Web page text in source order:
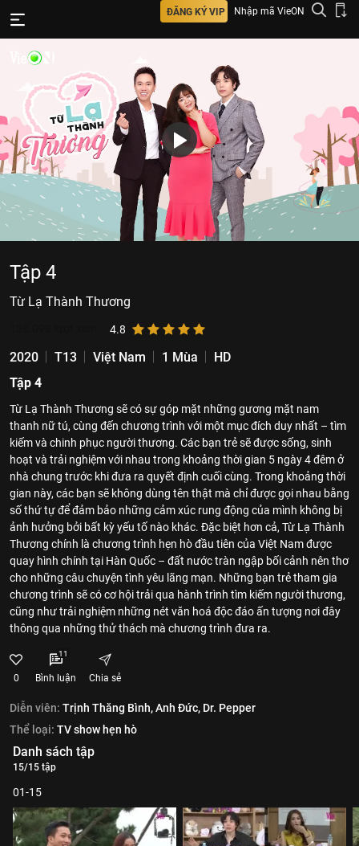
ĐĂNG KÝ VIP Nhập mã VieON
Tập 4
Từ Lạ Thành Thương
4.8
2020 T13 Việt Nam 1 Mùa
HD
Tập 4
Từ Lạ Thành Thương sẽ có sự góp mặt những gương mặt nam
thanh nữ tú, cùng đến chương trình với một mục đích duy nhất – tìm
kiếm và chinh phục người thương. Các bạn trẻ sẽ được sống, sinh
hoạt và trải nghiệm với nhau trong khoảng thời gian 5 ngày 4 đêm ở
nhà chung trước khi đưa ra quyết định cuối cùng. Trong khoảng thời
gian này, các bạn sẽ không dùng tên thật mà chỉ được gọi nhau bằng
số thứ tự để đảm bảo những cảm xúc rung động của mình không bị
ảnh hưởng bởi bất kỳ yếu tố nào khác. Đặc biệt hơn cả, Từ Lạ Thành
Thương chính là chương trình hẹn hò đầu tiên của Việt Nam được
quay hình chính tại Hàn Quốc – đất nước tràn ngập bối cảnh nên thơ
cho những câu chuyện tình yêu lãng mạn. Những bạn trẻ tham gia
chương trình sẽ có cơ hội trải qua hành trình tìm kiếm người thương,
cũng như trải nghiệm những nét văn hoá độc đáo ấn tượng nơi đây
thông qua những thử thách mà chương trình đưa ra.
0
11
Bình luận Chia sẻ
Diễn viên: Trịnh Thăng Bình,Anh Đức, Dr. Pepper
Thể loại: TV show hẹn hò
Danh sách tập
15/15 tập
01-15